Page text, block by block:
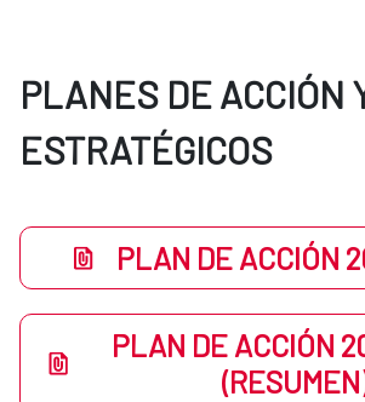
PLANES DE ACCIÓN
ESTRATÉGICOS
PLAN DE ACCIÓN
PLAN DE ACCIÓN